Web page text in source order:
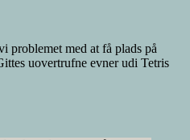
problemet med at få plads på
uovertrufne evner udi Tetris